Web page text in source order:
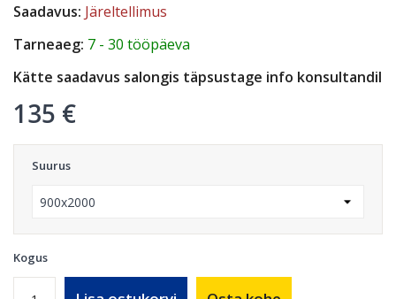
Saadavus: Järeltellimus
Tarneaeg: 7 - 30 tööpäeva
Kätte saadavus salongis täpsustage info konsultandil
135 €
Suurus
Kogus